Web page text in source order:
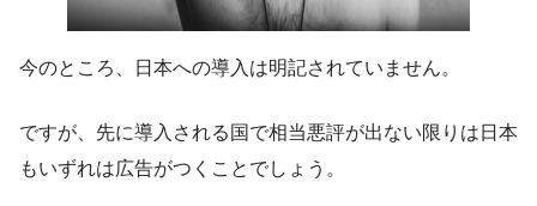
今のところ、日本への導入は明記されていません。
ですが、先に導入される国で相当悪評が出ない限りは日本
もいずれは広告がつくことでしょう。